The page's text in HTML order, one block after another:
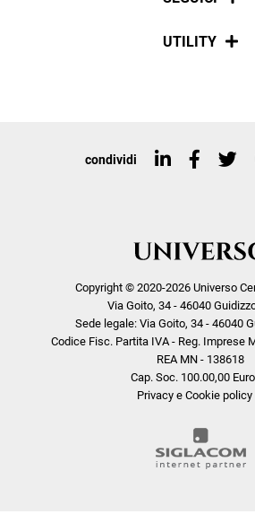
Social
UTILITY
Top ricerche
condividi
Copyright © 2020-2026 Universo
Via Goito, 34 - 46040
Sede legale: Via Goito, 34 - 46040
Codice Fisc. Partita IVA - Reg. Imprese
REA MN - 138618
Cap. Soc. 100.00,00
Privacy e Cookie policy